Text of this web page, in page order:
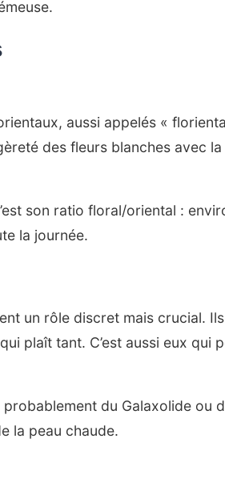
aussi appelés «
des fleurs blanches avec
son ratio floral/oriental :
la journée.
un rôle discret mais crucial.
plaît tant. C’est aussi eux qui
du Galaxolide ou
la peau chaude.